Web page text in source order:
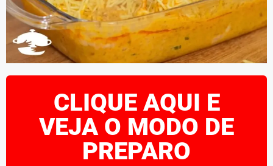
CLIQUE AQUI E
VEJA O MODO DE
PREPARO